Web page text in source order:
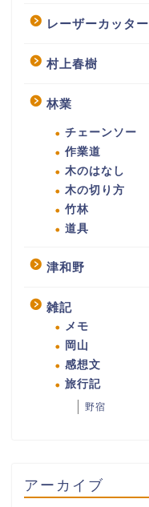
レーザーカッター
村上春樹
林業
チェーンソー
作業道
木のはなし
木の切り方
竹林
道具
津和野
雑記
メモ
岡山
感想文
旅行記
野宿
アーカイブ